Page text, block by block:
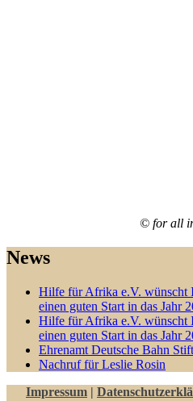
© for all
News
Hilfe für Afrika e.V. wünscht
einen guten Start in das Jahr
Hilfe für Afrika e.V. wünscht
einen guten Start in das Jahr
Ehrenamt Deutsche Bahn
Nachruf für Leslie Rosin
Impressum |